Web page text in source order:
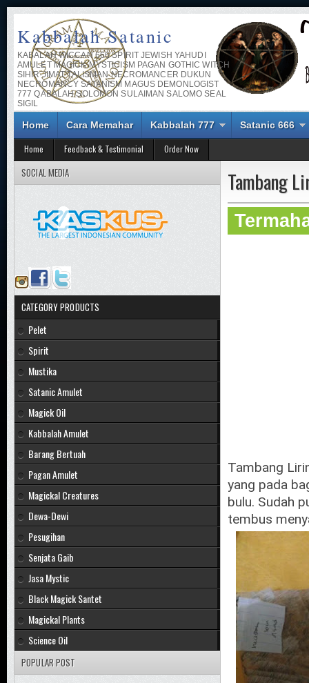
Kabbalah Satanic
KABALAH WICCAN 666 SPIRIT JEWISH YAHUDI
AMULET MAGICK MYSTICISM PAGAN GOTHIC WITCH
SIHIR JIMAT TALISMAN NECROMANCER DUKUN
NECROMANCY SATANISM MAGUS DEMONLOGIST
777 QABALAH SOLOMON SULAIMAN SALOMO SEAL
SIGIL
Home Cara Memahar Kabbalah 777 Satanic 666
Home Feedback & Testimonial Order Now
Tambang
Tambang
yang pada
bulu. Sudah
tembus
SOCIAL MEDIA
CATEGORY PRODUCTS
Pelet
Spirit
Mustika
Satanic Amulet
Magick Oil
Kabbalah Amulet
Barang Bertuah
Pagan Amulet
Magickal Creatures
Dewa-Dewi
Pesugihan
Senjata Gaib
Jasa Mystic
Black Magick Santet
Magickal Plants
Science Oil
POPULAR POST